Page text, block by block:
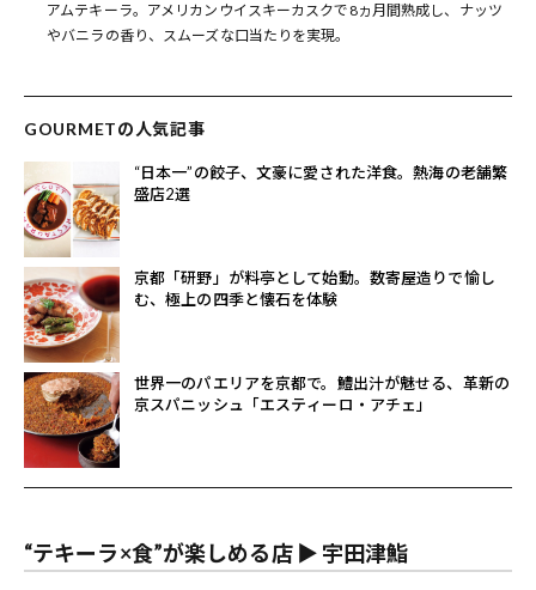
アムテキーラ。アメリカンウイスキーカスクで8ヵ月間熟成し、ナッツ
やバニラの香り、スムーズな口当たりを実現。
GOURMETの人気記事
“日本一”の餃子、文豪に愛された洋食。熱海の老舗繁
盛店2選
京都「研野」が料亭として始動。数寄屋造りで愉し
む、極上の四季と懐石を体験
世界一のパエリアを京都で。鱧出汁が魅せる、革新の
京スパニッシュ「エスティーロ・アチェ」
“テキーラ×食”が楽しめる店 ▶︎ 宇田津鮨